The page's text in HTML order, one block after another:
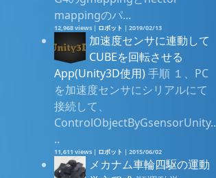
mappingのパ...
12,968 views | ロボット |2019/02/13
加速度センサに連動して
CUBEを回転させる
App(Unity3D使用)手順 １、PC
を加速度センサにシリアルにて
接続して、
ControlObjectByGsensorUnity..
..
11,611 views | ロボット |2015/06/02
メカナム車輪四駆の運動